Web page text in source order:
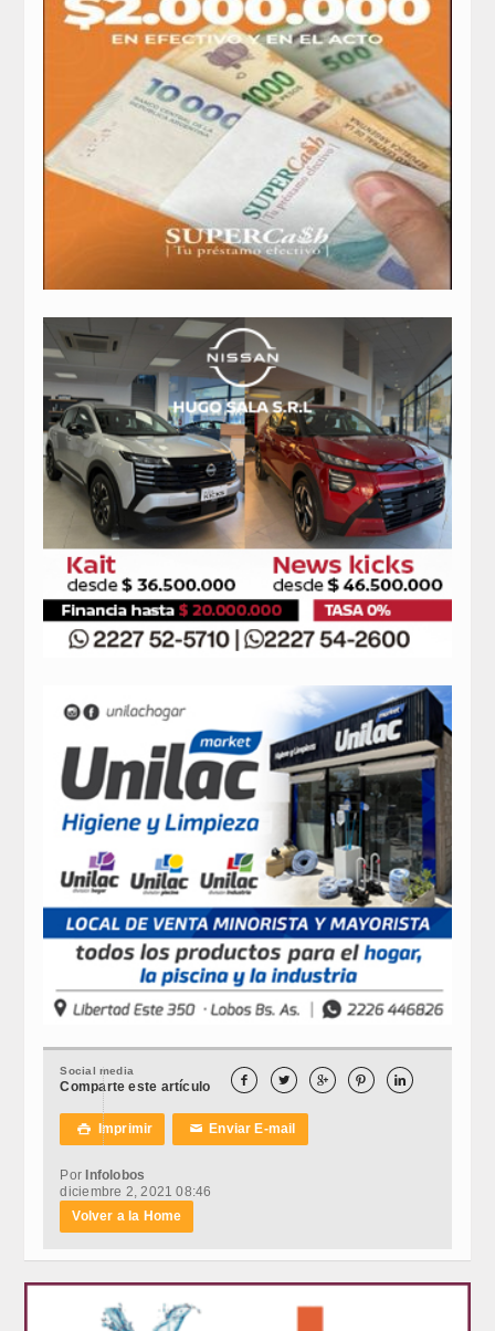
Social media
Comparte este artículo     
 Imprimir ✉Enviar E-mail
Por Infolobos
diciembre 2, 2021 08:46
Volver a la Home